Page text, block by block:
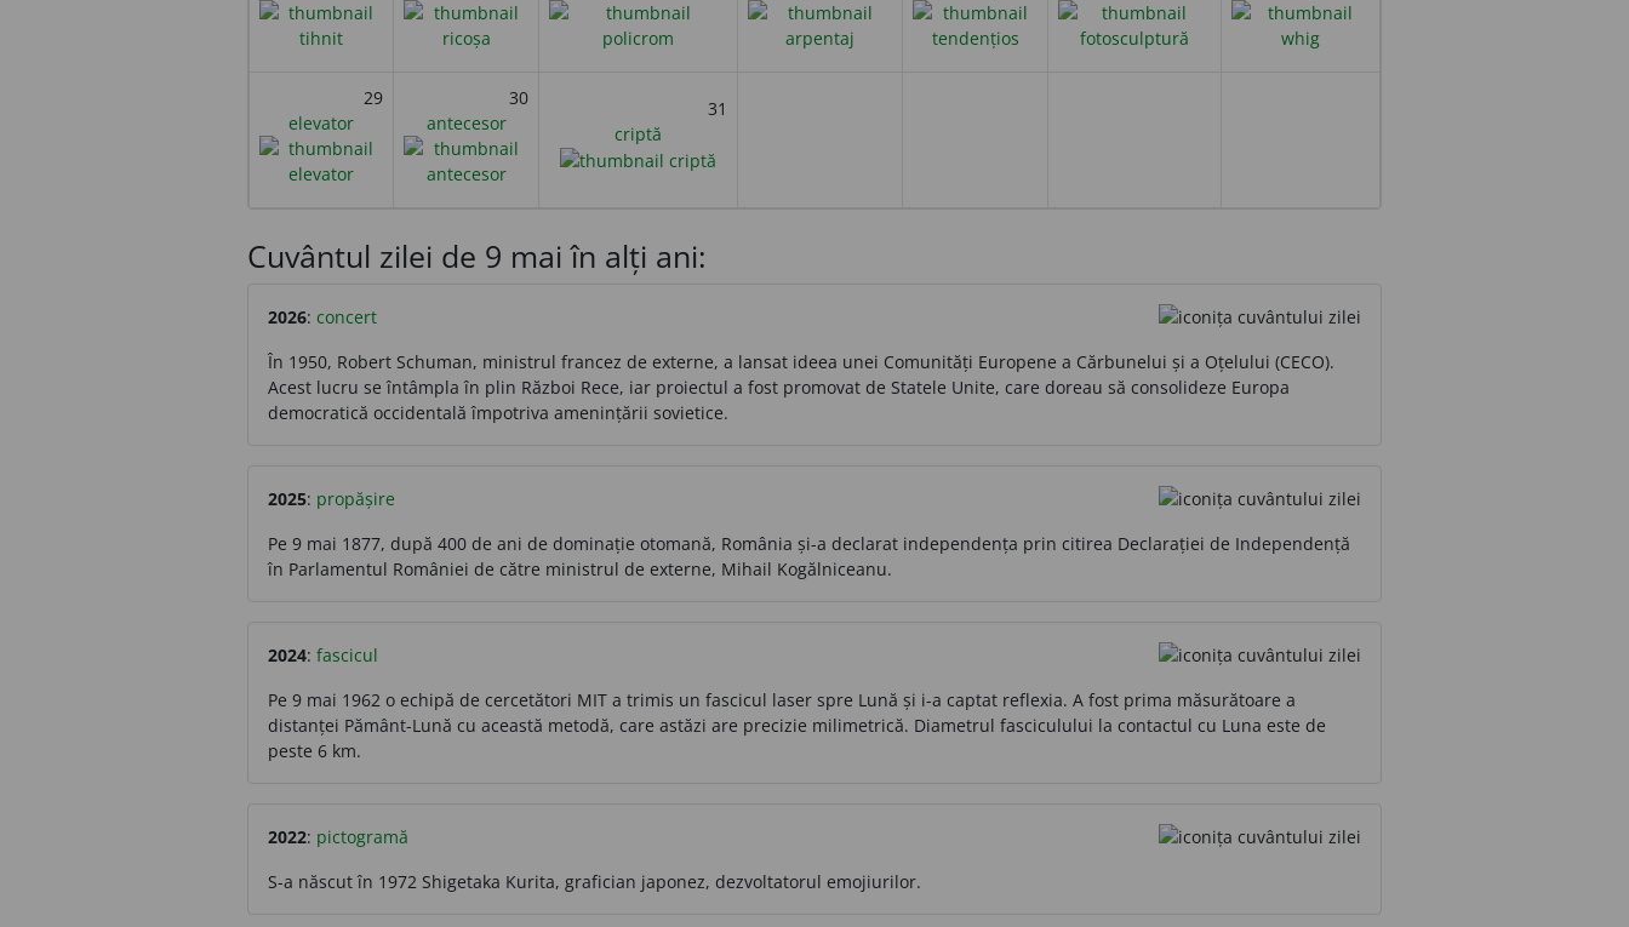
29
elevator
30
antecesor
31
criptă
Cuvântul zilei de 9 mai în alți ani:
2026: concert
În 1950, Robert Schuman, ministrul francez de externe, a lansat ideea unei Comunități Europene a Cărbunelui și a Oțelului (CECO).
Acest lucru se întâmpla în plin Război Rece, iar proiectul a fost promovat de Statele Unite, care doreau să consolideze Europa
democratică occidentală împotriva amenințării sovietice.
2025: propășire
Pe 9 mai 1877, după 400 de ani de dominație otomană, România și-a declarat independența prin citirea Declarației de Independență
în Parlamentul României de către ministrul de externe, Mihail Kogălniceanu.
2024: fascicul
Pe 9 mai 1962 o echipă de cercetători MIT a trimis un fascicul laser spre Lună și i-a captat reflexia. A fost prima măsurătoare a
distanței Pământ-Lună cu această metodă, care astăzi are precizie milimetrică. Diametrul fasciculului la contactul cu Luna este de
peste 6 km.
2022: pictogramă
S-a născut în 1972 Shigetaka Kurita, grafician japonez, dezvoltatorul emojiurilor.